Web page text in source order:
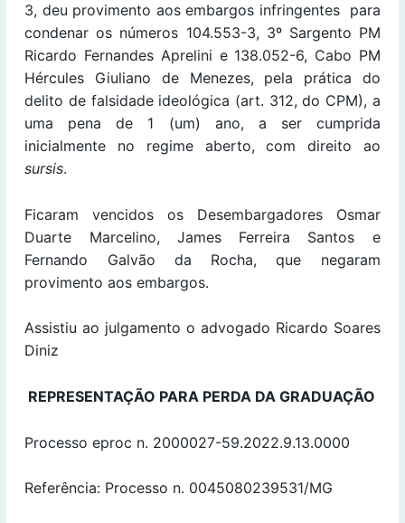
3, deu provimento aos embargos infringentes para
condenar os números 104.553-3, 3º Sargento PM
Ricardo Fernandes Aprelini e 138.052-6, Cabo PM
Hércules Giuliano de Menezes, pela prática do
delito de falsidade ideológica (art. 312, do CPM), a
uma pena de 1 (um) ano, a ser cumprida
inicialmente no regime aberto, com direito ao
sursis.
Ficaram vencidos os Desembargadores Osmar
Duarte Marcelino, James Ferreira Santos e
Fernando Galvão da Rocha, que negaram
provimento aos embargos.
Assistiu ao julgamento o advogado Ricardo Soares
Diniz
REPRESENTAÇÃO PARA PERDA DA GRADUAÇÃO
Processo eproc n. 2000027-59.2022.9.13.0000
Referência: Processo n. 0045080239531/MG